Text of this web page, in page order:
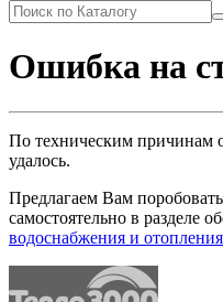
Ошибка на
По техническим причинам
удалось.
Предлагаем Вам
самостоятельно в разделе
водоснабжения и отопления